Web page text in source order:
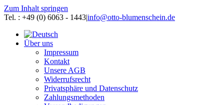
Zum Inhalt springen
Tel. : +49 (0) 6063 - 1443|info@otto-blumenschein.de
Über uns
Impressum
Kontakt
Unsere AGB
Widerrufsrecht
Privatsphäre und Datenschutz
Zahlungsmethoden